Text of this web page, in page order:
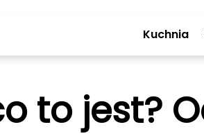
Kuchnia
to jest?